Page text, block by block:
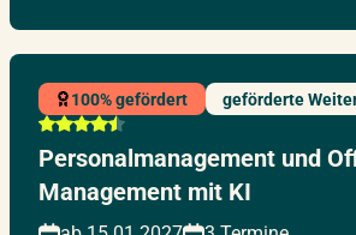
100% gefördert geförderte
Personalmanagement und
Management mit KI